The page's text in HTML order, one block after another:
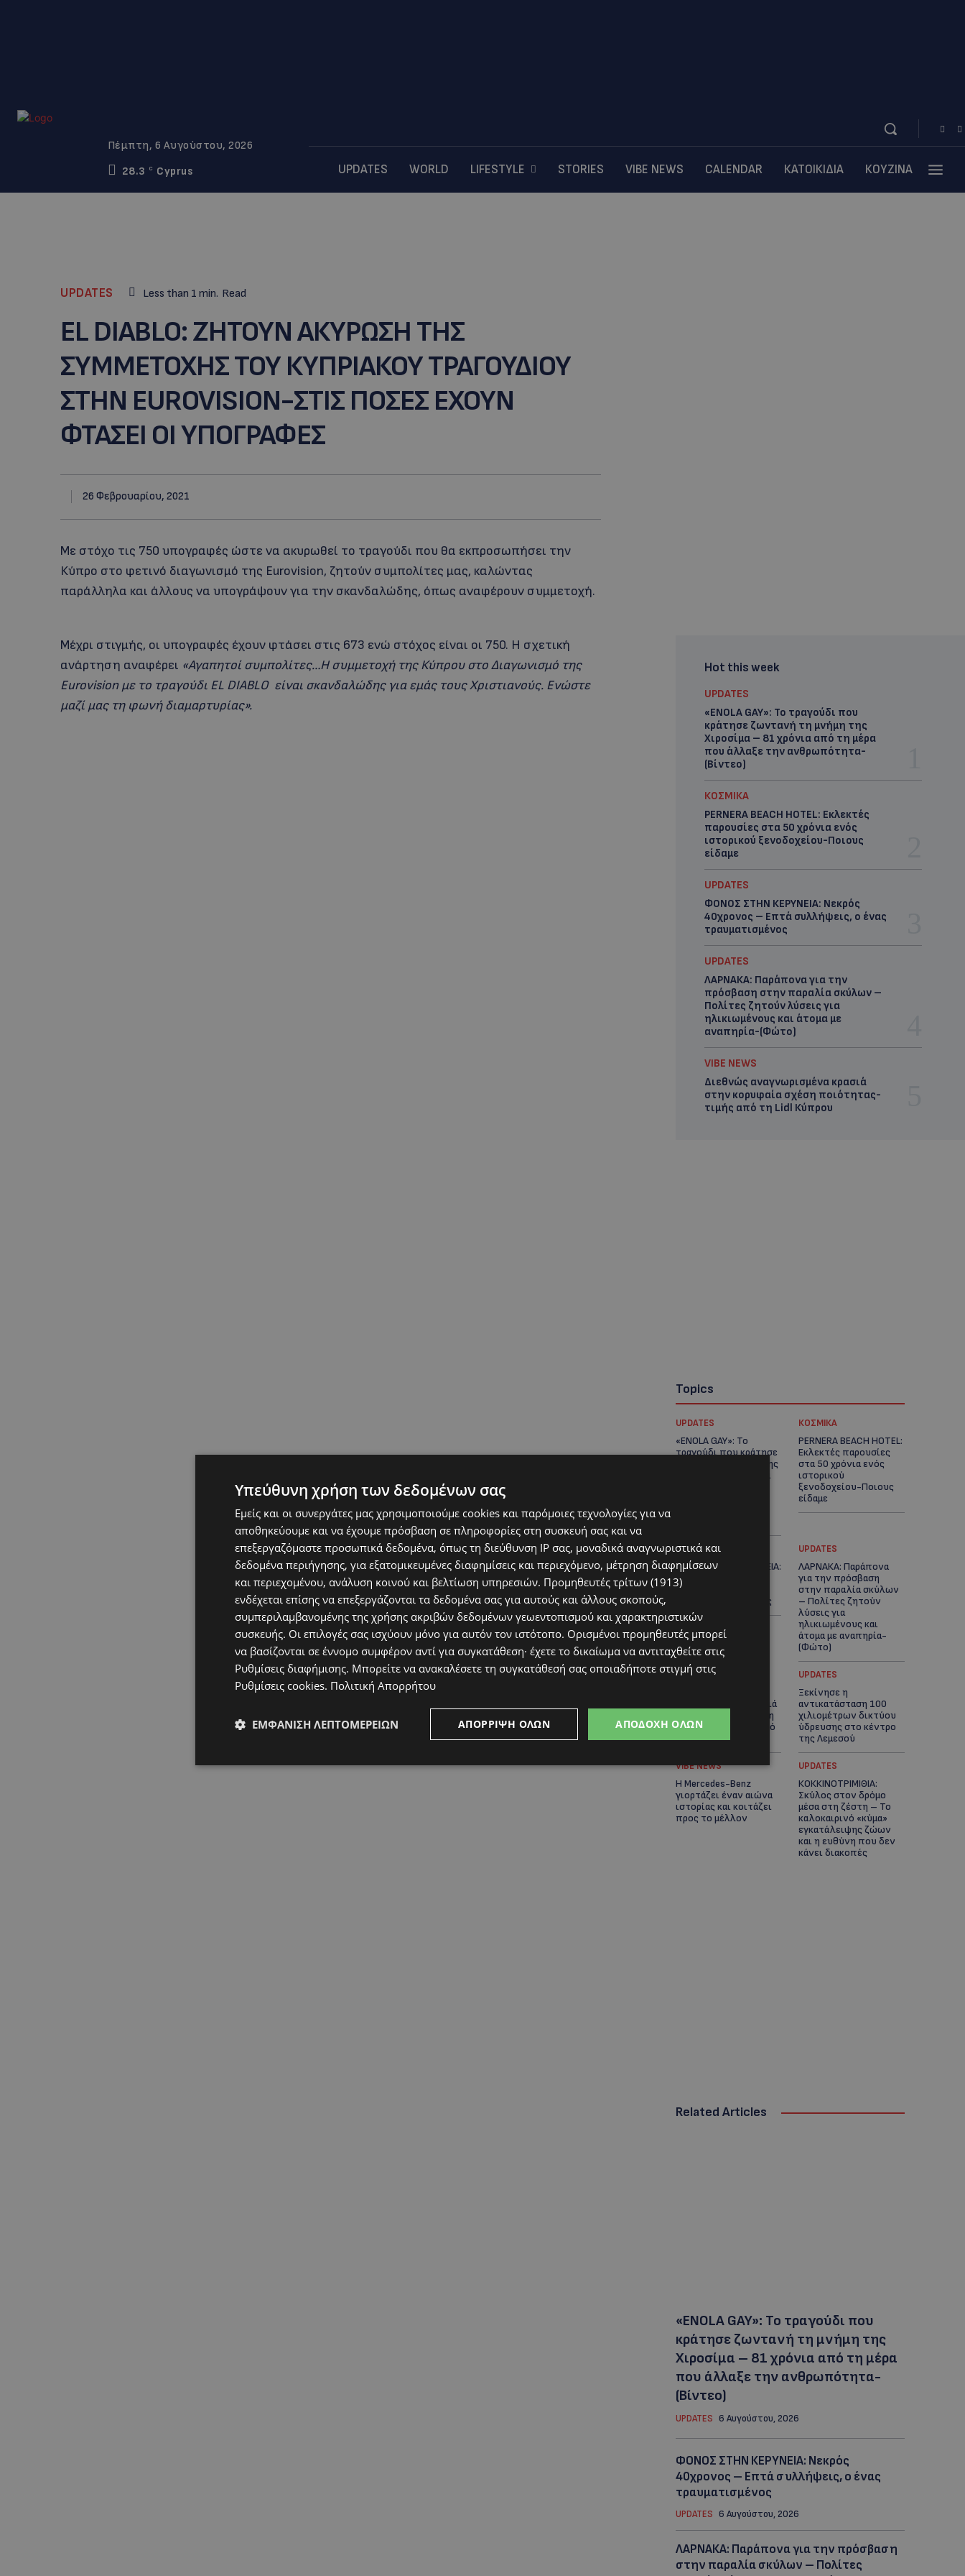
Πέμπτη, 6 Αυγούστου, 2026
28.3
C Cyprus UPDATES WORLD LIFESTYLE STORIES VIBE NEWS CALENDAR ΚΑΤΟΙΚΙΔΙΑ ΚΟΥΖΙΝΑ
UPDATES Less than 1 min. Read
EL DIABLO: ΖΗΤΟΥΝ ΑΚΥΡΩΣΗ ΤΗΣ
ΣΥΜΜΕΤΟΧΗΣ ΤΟΥ ΚΥΠΡΙΑΚΟΥ ΤΡΑΓΟΥΔΙΟΥ
ΣΤΗΝ EUROVISION-ΣΤΙΣ ΠΟΣΕΣ ΕΧΟΥΝ
ΦΤΑΣΕΙ ΟΙ ΥΠΟΓΡΑΦΕΣ
26 Φεβρουαρίου, 2021
Με στόχο τις 750 υπογραφές ώστε να ακυρωθεί το τραγούδι που θα εκπροσωπήσει την
Κύπρο στο φετινό διαγωνισμό της Eurovision, ζητούν συμπολίτες μας, καλώντας
παράλληλα και άλλους να υπογράψουν για την σκανδαλώδης, όπως αναφέρουν συμμετοχή.
Μέχρι στιγμής, οι υπογραφές έχουν φτάσει στις 673 ενώ στόχος είναι οι 750. Η σχετική
ανάρτηση αναφέρει «Αγαπητοί συμπολίτες…Η συμμετοχή της Κύπρου στο Διαγωνισμό της
Eurovision με το τραγούδι EL DIABLO είναι σκανδαλώδης για εμάς τους Χριστιανούς. Ενώστε
μαζί μας τη φωνή διαμαρτυρίας».
Hot this week
UPDATES
«ENOLA GAY»: Το τραγούδι που
κράτησε ζωντανή τη μνήμη της
Χιροσίμα – 81 χρόνια από τη μέρα
που άλλαξε την ανθρωπότητα-
(Bίντεο)
ΚΟΣΜΙΚΑ
PERNERA BEACH HOTEL: Εκλεκτές
παρουσίες στα 50 χρόνια ενός
ιστορικού ξενοδοχείου-Ποιους
είδαμε
UPDATES
ΦΟΝΟΣ ΣΤΗΝ ΚΕΡΥΝΕΙΑ: Νεκρός
40χρονος – Επτά συλλήψεις, ο ένας
τραυματισμένος
UPDATES
ΛΑΡΝΑΚΑ: Παράπονα για την
πρόσβαση στην παραλία σκύλων –
Πολίτες ζητούν λύσεις για
ηλικιωμένους και άτομα με
αναπηρία-(Φώτο)
VIBE NEWS
Διεθνώς αναγνωρισμένα κρασιά
στην κορυφαία σχέση ποιότητας-
τιμής από τη Lidl Κύπρου
Topics
UPDATES
«ENOLA GAY»: Το
τραγούδι που κράτησε
ζωντανή τη μνήμη της
Χιροσίμα – 81 χρόνια
ΚΟΣΜΙΚΑ
PERNERA BEACH HOTEL:
Εκλεκτές παρουσίες
στα 50 χρόνια ενός
ιστορικού
ξενοδοχείου-Ποιους
είδαμε
UPDATES
ΦΟΝΟΣ ΣΤΗΝ ΚΕΡΥΝΕΙΑ:
Νεκρός 40χρονος –
Επτά συλλήψεις, ο
ένας τραυματισμένος
UPDATES
ΛΑΡΝΑΚΑ: Παράπονα
για την πρόσβαση
στην παραλία σκύλων
– Πολίτες ζητούν
λύσεις για
ηλικιωμένους και
άτομα με αναπηρία-
(Φώτο)
VIBE NEWS
αναγνωρισμένα κρασιά
στην κορυφαία σχέση
ποιότητας-τιμής από
τη Lidl Κύπρου
UPDATES
Ξεκίνησε η
αντικατάσταση 100
χιλιομέτρων δικτύου
ύδρευσης στο κέντρο
της Λεμεσού
VIBE NEWS
Η Mercedes-Benz
γιορτάζει έναν αιώνα
ιστορίας και κοιτάζει
προς το μέλλον
UPDATES
ΚΟΚΚΙΝΟΤΡΙΜΙΘΙΑ:
Σκύλος στον δρόμο
μέσα στη ζέστη – Το
καλοκαιρινό «κύμα»
εγκατάλειψης ζώων
και η ευθύνη που δεν
κάνει διακοπές
Related Articles
«ENOLA GAY»: Το τραγούδι που
κράτησε ζωντανή τη μνήμη της
Χιροσίμα – 81 χρόνια από τη μέρα
που άλλαξε την ανθρωπότητα-
(Bίντεο)
UPDATES 6 Αυγούστου, 2026
ΦΟΝΟΣ ΣΤΗΝ ΚΕΡΥΝΕΙΑ: Νεκρός
40χρονος – Επτά συλλήψεις, ο ένας
τραυματισμένος
UPDATES 6 Αυγούστου, 2026
ΛΑΡΝΑΚΑ: Παράπονα για την πρόσβαση
στην παραλία σκύλων – Πολίτες
Υπεύθυνη χρήση των δεδομένων σας
Εμείς και οι συνεργάτες μας χρησιμοποιούμε cookies και παρόμοιες τεχνολογίες για να
αποθηκεύουμε και να έχουμε πρόσβαση σε πληροφορίες στη συσκευή σας και να
επεξεργαζόμαστε προσωπικά δεδομένα, όπως τη διεύθυνση IP σας, μοναδικά αναγνωριστικά και
δεδομένα περιήγησης, για εξατομικευμένες διαφημίσεις και περιεχόμενο, μέτρηση διαφημίσεων
και περιεχομένου, ανάλυση κοινού και βελτίωση υπηρεσιών. Προμηθευτές τρίτων (1913)
ενδέχεται επίσης να επεξεργάζονται τα δεδομένα σας για αυτούς και άλλους σκοπούς,
συμπεριλαμβανομένης της χρήσης ακριβών δεδομένων γεωεντοπισμού και χαρακτηριστικών
συσκευής. Οι επιλογές σας ισχύουν μόνο για αυτόν τον ιστότοπο. Ορισμένοι προμηθευτές μπορεί
να βασίζονται σε έννομο συμφέρον αντί για συγκατάθεση· έχετε το δικαίωμα να αντιταχθείτε στις
Ρυθμίσεις διαφήμισης. Μπορείτε να ανακαλέσετε τη συγκατάθεσή σας οποιαδήποτε στιγμή στις
Ρυθμίσεις cookies. Πολιτική Απορρήτου
ΑΠΟΔΟΧΉ ΌΛΩΝ
ΑΠΌΡΡΙΨΗ ΌΛΩΝ
ΕΜΦΆΝΙΣΗ ΛΕΠΤΟΜΕΡΕΙΏΝ